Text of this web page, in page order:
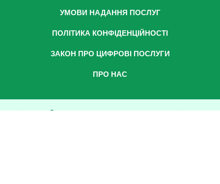
УМОВИ НАДАННЯ ПОСЛУГ
ПОЛІТИКА КОНФІДЕНЦІЙНОСТІ
ЗАКОН ПРО ЦИФРОВІ ПОСЛУГИ
ПРО НАС